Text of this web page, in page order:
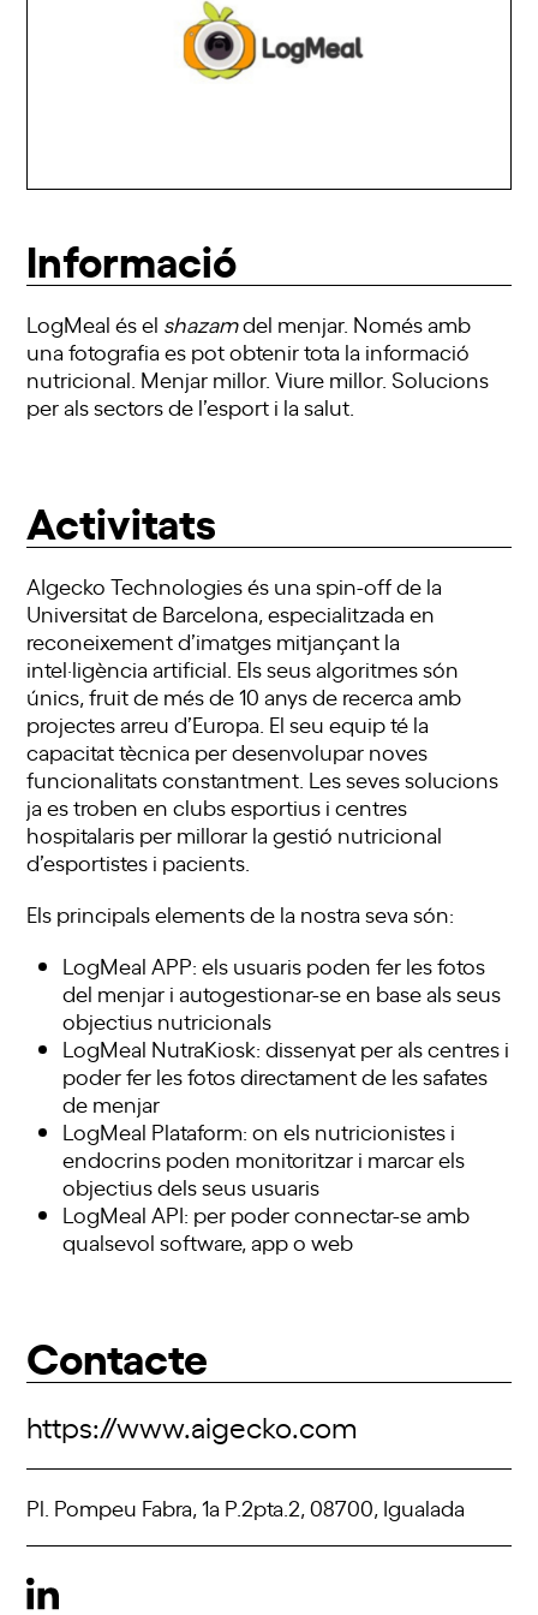
Informació
LogMeal és el shazamdel menjar. Només amb
una fotografia es pot obtenir tota la informació
nutricional. Menjar millor. Viure millor. Solucions
per als sectors de l’esport i la salut.
Activitats
AIgecko Technologies és una spin-off de la
Universitat de Barcelona, especialitzada en
reconeixement d’imatges mitjançant la
intel·ligència artificial. Els seus algoritmes són
únics, fruit de més de 10 anys de recerca amb
projectes arreu d’Europa. El seu equip té la
capacitat tècnica per desenvolupar noves
funcionalitats constantment. Les seves solucions
ja es troben en clubs esportius i centres
hospitalaris per millorar la gestió nutricional
d’esportistes i pacients.
Els principals elements de la nostra seva són:
LogMeal APP: els usuaris poden fer les fotos
del menjar i autogestionar-se en base als seus
objectius nutricionals
LogMeal NutraKiosk: dissenyat per als centres i
poder fer les fotos directament de les safates
de menjar
LogMeal Plataform: on els nutricionistes i
endocrins poden monitoritzar i marcar els
objectius dels seus usuaris
LogMeal API: per poder connectar-se amb
qualsevol software, app o web
Contacte
https://www.aigecko.com
Pl. Pompeu Fabra, 1a P.2pta.2, 08700, Igualada